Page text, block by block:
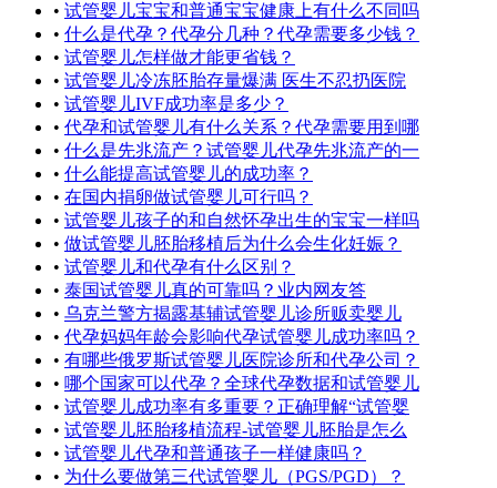
• 试管婴儿宝宝和普通宝宝健康上有什么不同吗
• 什么是代孕？代孕分几种？代孕需要多少钱？
• 试管婴儿怎样做才能更省钱？
• 试管婴儿冷冻胚胎存量爆满 医生不忍扔医院
• 试管婴儿IVF成功率是多少？
• 代孕和试管婴儿有什么关系？代孕需要用到哪
• 什么是先兆流产？试管婴儿代孕先兆流产的一
• 什么能提高试管婴儿的成功率？
• 在国内捐卵做试管婴儿可行吗？
• 试管婴儿孩子的和自然怀孕出生的宝宝一样吗
• 做试管婴儿胚胎移植后为什么会生化妊娠？
• 试管婴儿和代孕有什么区别？
• 泰国试管婴儿真的可靠吗？业内网友答
• 乌克兰警方揭露基辅试管婴儿诊所贩卖婴儿
• 代孕妈妈年龄会影响代孕试管婴儿成功率吗？
• 有哪些俄罗斯试管婴儿医院诊所和代孕公司？
• 哪个国家可以代孕？全球代孕数据和试管婴儿
• 试管婴儿成功率有多重要？正确理解“试管婴
• 试管婴儿胚胎移植流程-试管婴儿胚胎是怎么
• 试管婴儿代孕和普通孩子一样健康吗？
• 为什么要做第三代试管婴儿（PGS/PGD）？